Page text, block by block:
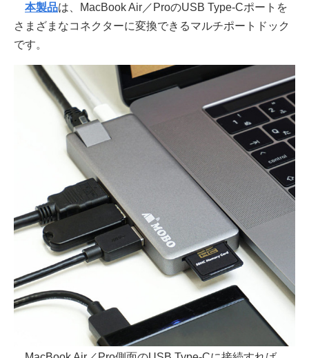
本製品は、MacBook Air／ProのUSB Type-Cポートを
さまざまなコネクターに変換できるマルチポートドック
です。